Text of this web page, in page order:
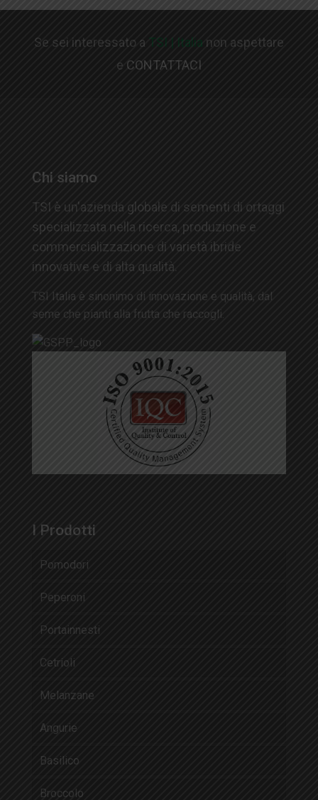
Se sei interessato a TSI | Italia non aspettare
e CONTATTACI
Chi siamo
TSI è un'azienda globale di sementi di ortaggi
specializzata nella ricerca, produzione e
commercializzazione di varietà ibride
innovative e di alta qualità.
TSI Italia è sinonimo di innovazione e qualità, dal
seme che pianti alla frutta che raccogli.
I Prodotti
Pomodori
Peperoni
Portainnesti
Cetrioli
Melanzane
Angurie
Basilico
Broccolo